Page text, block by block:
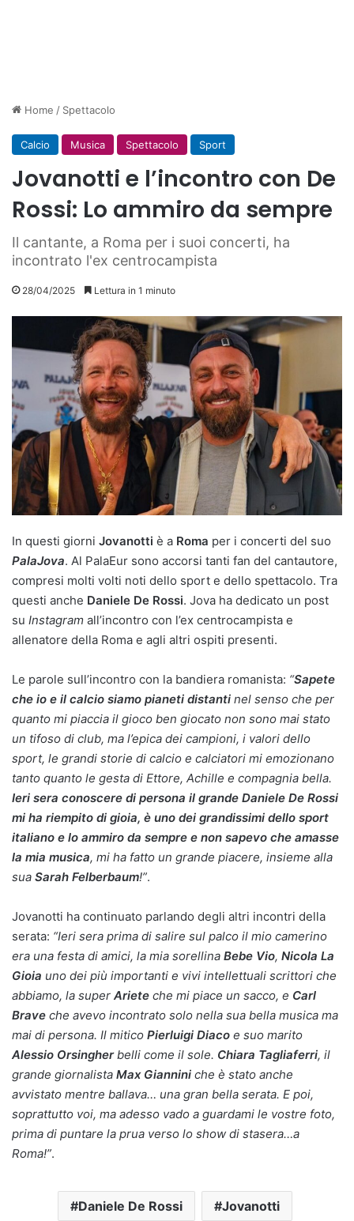
Home / Spettacolo
Calcio Musica Spettacolo Sport
Jovanotti e l’incontro con De
Rossi: Lo ammiro da sempre
Il cantante, a Roma per i suoi concerti, ha
incontrato l'ex centrocampista
28/04/2025 Lettura in 1 minuto
In questi giorni Jovanotti è a Roma per i concerti del suo
PalaJova. Al PalaEur sono accorsi tanti fan del cantautore,
compresi molti volti noti dello sport e dello spettacolo. Tra
questi anche Daniele De Rossi. Jova ha dedicato un post
su Instagram all’incontro con l’ex centrocampista e
allenatore della Roma e agli altri ospiti presenti.
Le parole sull’incontro con la bandiera romanista: “Sapete
che io e il calcio siamo pianeti distanti nel senso che per
quanto mi piaccia il gioco ben giocato non sono mai stato
un tifoso di club, ma l’epica dei campioni, i valori dello
sport, le grandi storie di calcio e calciatori mi emozionano
tanto quanto le gesta di Ettore, Achille e compagnia bella.
Ieri sera conoscere di persona il grande Daniele De Rossi
mi ha riempito di gioia, è uno dei grandissimi dello sport
italiano e lo ammiro da sempre e non sapevo che amasse
la mia musica, mi ha fatto un grande piacere, insieme alla
sua Sarah Felberbaum!”.
Jovanotti ha continuato parlando degli altri incontri della
serata: “Ieri sera prima di salire sul palco il mio camerino
era una festa di amici, la mia sorellina Bebe Vio, Nicola La
Gioia uno dei più importanti e vivi intellettuali scrittori che
abbiamo, la super Ariete che mi piace un sacco, e Carl
Brave che avevo incontrato solo nella sua bella musica ma
mai di persona. Il mitico Pierluigi Diaco e suo marito
Alessio Orsingherbelli come il sole. Chiara Tagliaferri, il
grande giornalista Max Giannini che è stato anche
avvistato mentre ballava… una gran bella serata. E poi,
soprattutto voi, ma adesso vado a guardami le vostre foto,
prima di puntare la prua verso lo show di stasera…a
Roma!”.
Daniele De Rossi Jovanotti